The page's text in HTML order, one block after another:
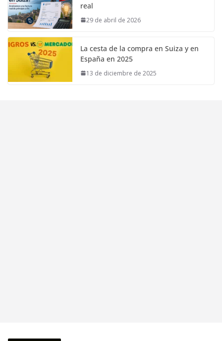
real
29 de abril de 2026
La cesta de la compra en Suiza y en
España en 2025
13 de diciembre de 2025